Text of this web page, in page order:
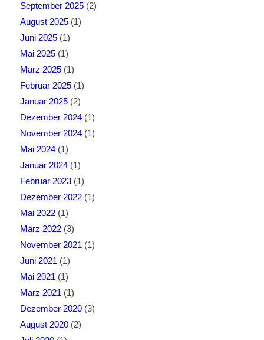
September 2025(2)
August 2025(1)
Juni 2025(1)
Mai 2025(1)
März 2025(1)
Februar 2025(1)
Januar 2025(2)
Dezember 2024(1)
November 2024(1)
Mai 2024(1)
Januar 2024(1)
Februar 2023(1)
Dezember 2022(1)
Mai 2022(1)
März 2022(3)
November 2021 (1)
Juni 2021 (1)
Mai 2021 (1)
März 2021 (1)
Dezember 2020(3)
August 2020(2)